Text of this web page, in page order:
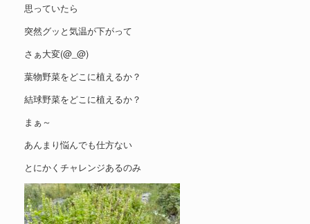
思っていたら
突然グッと気温が下がって
さぁ大変(@_@)
葉物野菜をどこに植えるか？
結球野菜をどこに植えるか？
まぁ～
あんまり悩んでも仕方ない
とにかくチャレンジあるのみ